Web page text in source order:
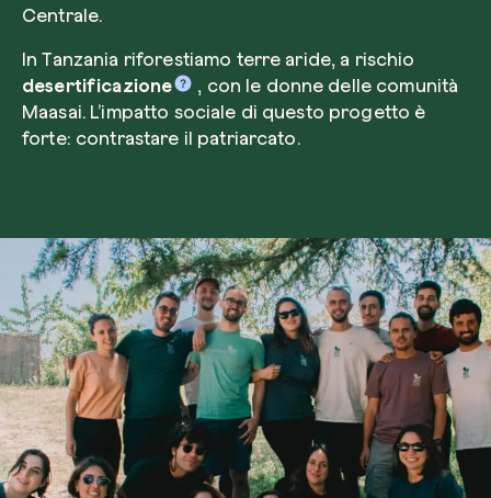
Centrale.
In Tanzania riforestiamo terre aride, a rischio
desertificazione
, con le donne delle comunità
Maasai. L’impatto sociale di questo progetto è
forte: contrastare il patriarcato.